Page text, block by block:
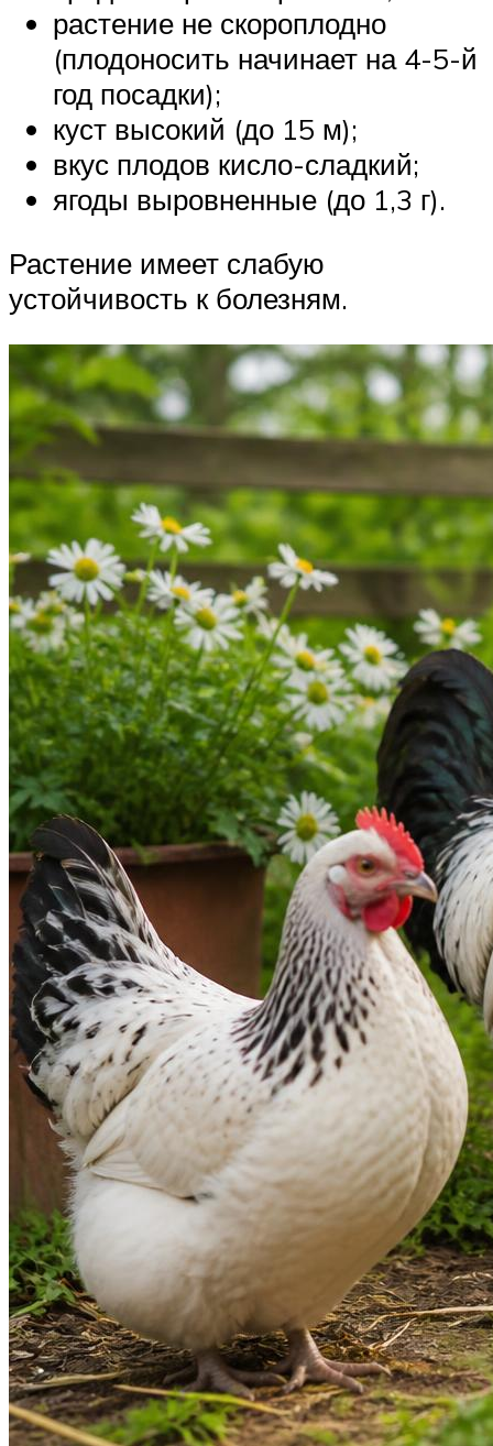
растение не скороплодно
(плодоносить начинает на 4-5-й
год посадки);
куст высокий (до 15 м);
вкус плодов кисло-сладкий;
ягоды выровненные (до 1,3 г).
Растение имеет слабую
устойчивость к болезням.